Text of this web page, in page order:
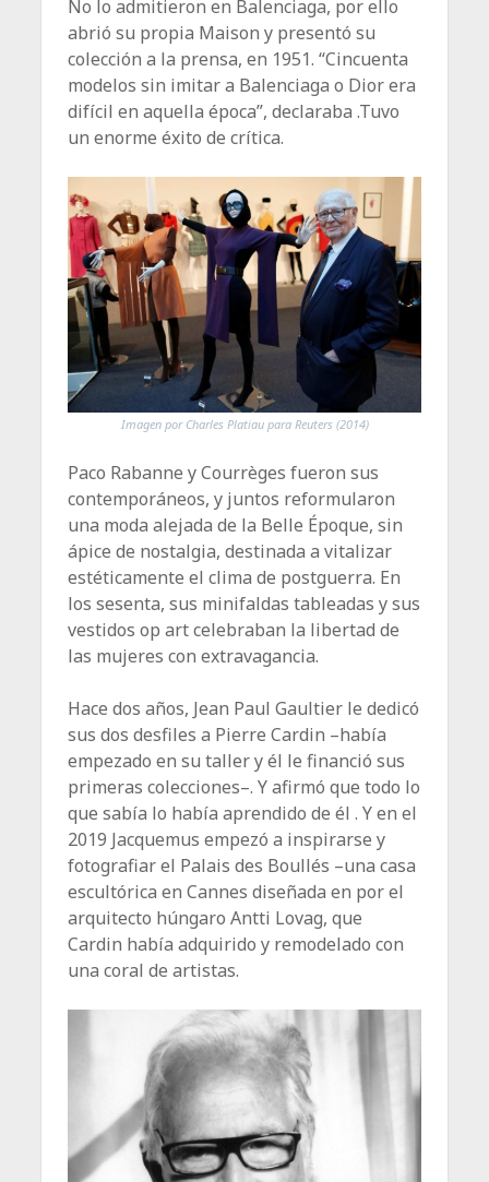
No lo admitieron en Balenciaga, por ello
abrió su propia Maison y presentó su
colección a la prensa, en 1951. “Cincuenta
modelos sin imitar a Balenciaga o Dior era
difícil en aquella época”, declaraba .Tuvo
un enorme éxito de crítica.
Imagen por Charles Platiau para Reuters (2014)
Paco Rabanne y Courrèges fueron sus
contemporáneos, y juntos reformularon
una moda alejada de la Belle Époque, sin
ápice de nostalgia, destinada a vitalizar
estéticamente el clima de postguerra. En
los sesenta, sus minifaldas tableadas y sus
vestidos op art celebraban la libertad de
las mujeres con extravagancia.
Hace dos años, Jean Paul Gaultier le dedicó
sus dos desfiles a Pierre Cardin –había
empezado en su taller y él le financió sus
primeras colecciones–. Y afirmó que todo lo
que sabía lo había aprendido de él . Y en el
2019 Jacquemus empezó a inspirarse y
fotografiar el Palais des Boullés –una casa
escultórica en Cannes diseñada en por el
arquitecto húngaro Antti Lovag, que
Cardin había adquirido y remodelado con
una coral de artistas.